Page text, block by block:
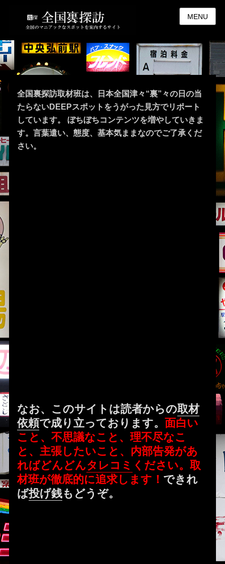
MENU
全国裏探訪取材班は、日本全国津々“裏”々の日の当
たらないDEEPスポットをうがった見方でリポート
しています。 ぼちぼちコンテンツを増やしていきま
す。言葉遣い、態度、基本気ままなのでご了承くだ
さい。
なお、このサイトは読者からの取材
依頼で成り立っております。面白い
こと、不思議なこと、理不尽なこ
と、主張したいこと、内部告発があ
ればどんどんタレコミ ください。取
材班が徹底的に追求します！ できれ
ば投げ銭もどうぞ。